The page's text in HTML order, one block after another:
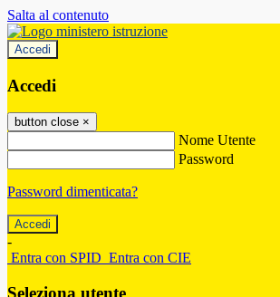
Salta al contenuto
Accedi
Accedi
button close ×
Nome Utente
Password
Password dimenticata?
-
Entra con SPID Entra con CIE
Seleziona utente